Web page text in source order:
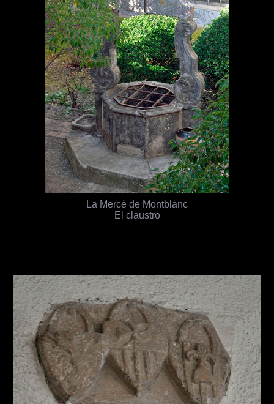
La Mercè de Montblanc
El claustro